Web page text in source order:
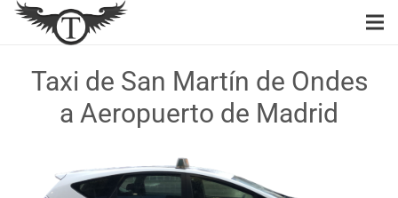
Taxi de San Martín de Ondes
a Aeropuerto de Madrid